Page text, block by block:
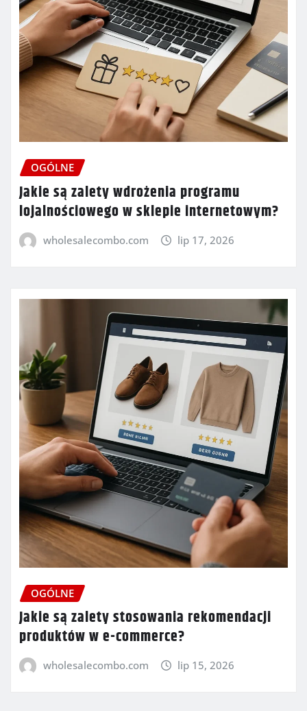
OGÓLNE
Jakie są zalety wdrożenia programu
lojalnościowego w sklepie internetowym?
wholesalecombo.com lip 17, 2026
OGÓLNE
Jakie są zalety stosowania rekomendacji
produktów w e-commerce?
wholesalecombo.com lip 15, 2026